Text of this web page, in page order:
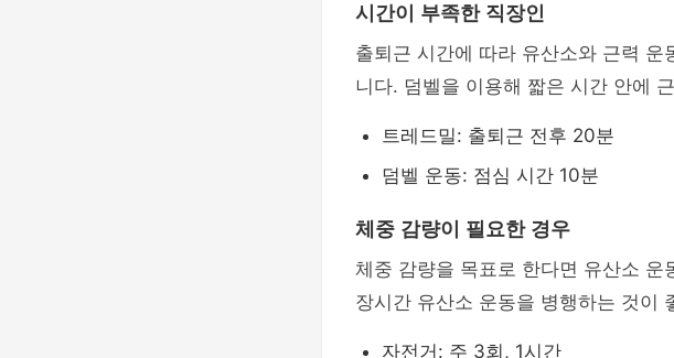
시간이 부족한 직장인
출퇴근 시간에 따라 유산소와 근력 운
니다. 덤벨을 이용해 짧은 시간 안에
트레드밀: 출퇴근 전후 20분
덤벨 운동: 점심 시간 10분
체중 감량이 필요한 경우
체중 감량을 목표로 한다면 유산소 운
장시간 유산소 운동을 병행하는 것이
자전거: 주 3회, 1시간